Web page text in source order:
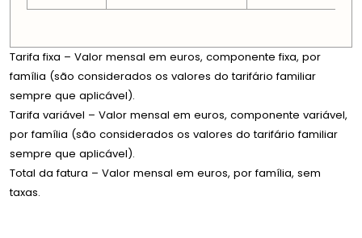
Tarifa fixa – Valor mensal em euros, componente fixa, por
família (são considerados os valores do tarifário familiar
sempre que aplicável).
Tarifa variável – Valor mensal em euros, componente variável,
por família (são considerados os valores do tarifário familiar
sempre que aplicável).
Total da fatura – Valor mensal em euros, por família, sem
taxas.